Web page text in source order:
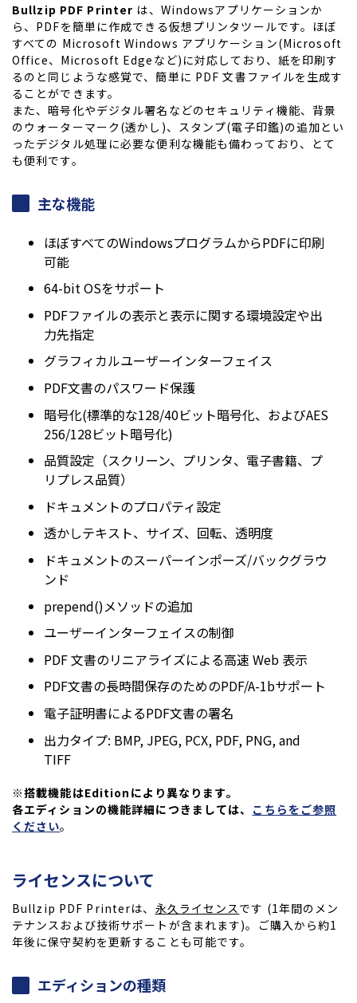
Bullzip PDF Printer は、Windowsアプリケーションか
ら、PDFを簡単に作成できる仮想プリンタツールです。ほぼ
すべての Microsoft Windows アプリケーション(Microsoft
Office、Microsoft Edgeなど)に対応しており、紙を印刷す
るのと同じような感覚で、簡単に PDF 文書ファイルを生成す
ることができます。
また、暗号化やデジタル署名などのセキュリティ機能、背景
のウォーターマーク(透かし)、スタンプ(電子印鑑)の追加とい
ったデジタル処理に必要な便利な機能も備わっており、とて
も便利です。
主な機能
ほぼすべてのWindowsプログラムからPDFに印刷
可能
64-bit OSをサポート
PDFファイルの表示と表示に関する環境設定や出
力先指定
グラフィカルユーザーインターフェイス
PDF文書のパスワード保護
暗号化(標準的な128/40ビット暗号化、およびAES
256/128ビット暗号化)
品質設定（スクリーン、プリンタ、電子書籍、プ
リプレス品質）
ドキュメントのプロパティ設定
透かしテキスト、サイズ、回転、透明度
ドキュメントのスーパーインポーズ/バックグラウ
ンド
prepend()メソッドの追加
ユーザーインターフェイスの制御
PDF 文書のリニアライズによる高速 Web 表示
PDF文書の長時間保存のためのPDF/A-1bサポート
電子証明書によるPDF文書の署名
出力タイプ: BMP, JPEG, PCX, PDF, PNG, and
TIFF
※搭載機能はEditionにより異なります。
各エディションの機能詳細につきましては、 こちらをご参照
ください。
ライセンスについて
Bullzip PDF Printerは、 永久ライセンスです (1年間のメン
テナンスおよび技術サポートが含まれます)。ご購入から約1
年後に保守契約を更新することも可能です。
エディションの種類